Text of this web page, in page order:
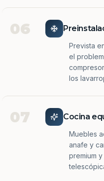
06
Prevista
el
los
07 Cocina
Muebles
anafe y
premium